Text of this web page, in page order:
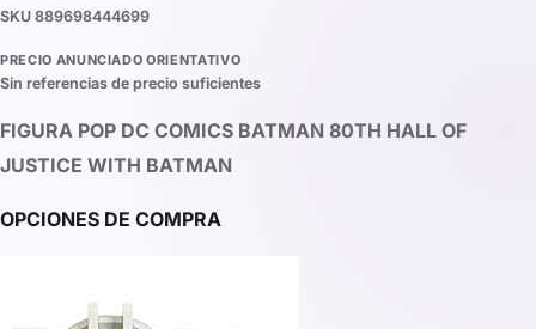
SKU 889698444699
PRECIO ANUNCIADO ORIENTATIVO
Sin referencias de precio suficientes
FIGURA POP DC COMICS BATMAN 80TH HALL OF
JUSTICE WITH BATMAN
OPCIONES DE COMPRA